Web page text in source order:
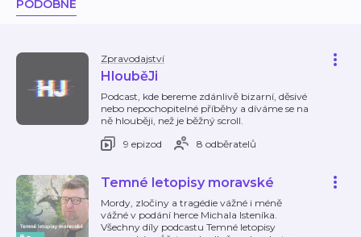
PODOBNÉ
Zpravodajství
HlouběJi
Podcast, kde bereme zdánlivě bizarní, děsivé
nebo nepochopitelné příběhy a díváme se na
ně hlouběji, než je běžný scroll.
9 epizod
8 odběratelů
Temné letopisy moravské
Mordy, zločiny a tragédie vážné i méně
vážné v podání herce Michala Isteníka.
Všechny díly podcastu Temné letopisy